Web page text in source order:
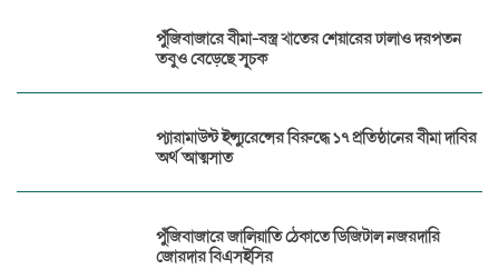
পুঁজিবাজারে বীমা-বস্ত্র খাতের শেয়ারের ঢালাও দরপতন
তবুও বেড়েছে সূচক
প্যারামাউন্ট ইন্স্যুরেন্সের বিরুদ্ধে ১৭ প্রতিষ্ঠানের বীমা দাবির
অর্থ আত্মসাত
পুঁজিবাজারে জালিয়াতি ঠেকাতে ডিজিটাল নজরদারি
জোরদার বিএসইসির